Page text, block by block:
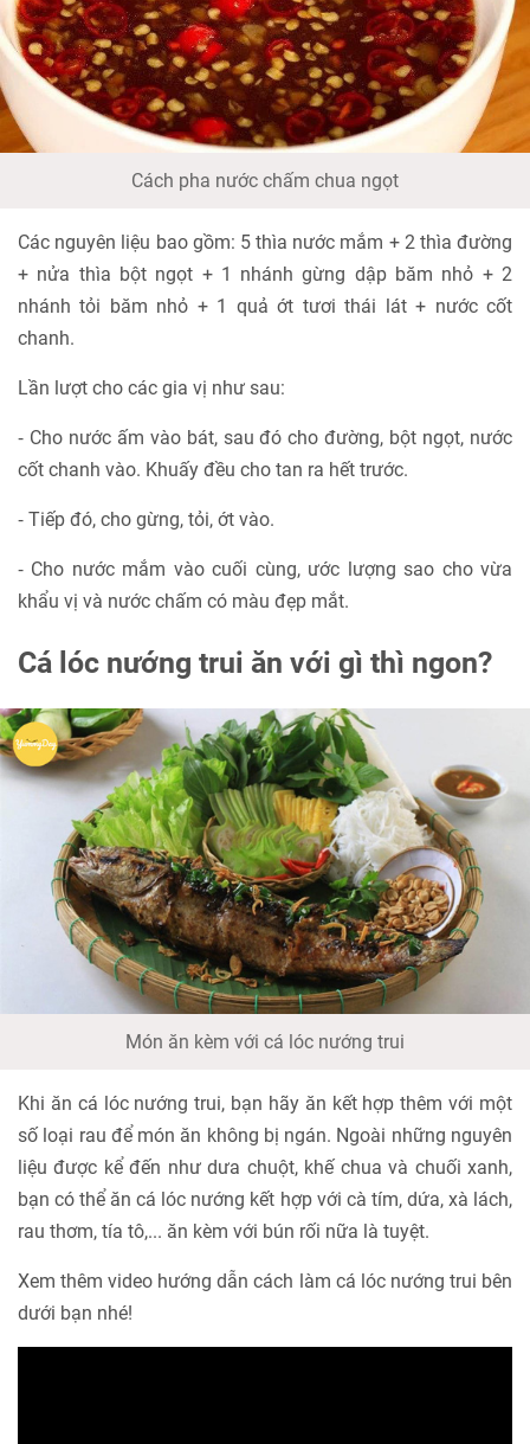
Cách pha nước chấm chua ngọt
Các nguyên liệu bao gồm: 5 thìa nước mắm + 2 thìa đường
+ nửa thìa bột ngọt + 1 nhánh gừng dập băm nhỏ + 2
nhánh tỏi băm nhỏ + 1 quả ớt tươi thái lát + nước cốt
chanh.
Lần lượt cho các gia vị như sau:
⁃ Cho nước ấm vào bát, sau đó cho đường, bột ngọt, nước
cốt chanh vào. Khuấy đều cho tan ra hết trước.
⁃ Tiếp đó, cho gừng, tỏi, ớt vào.
⁃ Cho nước mắm vào cuối cùng, ước lượng sao cho vừa
khẩu vị và nước chấm có màu đẹp mắt.
Cá lóc nướng trui ăn với gì thì ngon?
Món ăn kèm với cá lóc nướng trui
Khi ăn cá lóc nướng trui, bạn hãy ăn kết hợp thêm với một
số loại rau để món ăn không bị ngán. Ngoài những nguyên
liệu được kể đến như dưa chuột, khế chua và chuối xanh,
bạn có thể ăn cá lóc nướng kết hợp với cà tím, dứa, xà lách,
rau thơm, tía tô,... ăn kèm với bún rối nữa là tuyệt.
Xem thêm video hướng dẫn cách làm cá lóc nướng trui bên
dưới bạn nhé!